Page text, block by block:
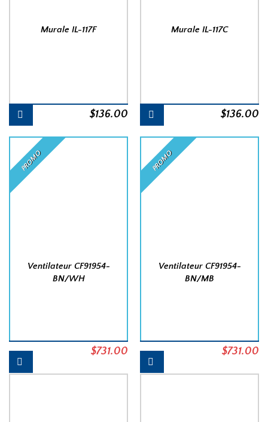
Murale IL-117F
$136.00
Murale IL-117C
$136.00
PROMO
Ventilateur CF91954-
BN/WH
Le
$731.00
PROMO
Ventilateur CF91954-
BN/MB
Le
$731.00